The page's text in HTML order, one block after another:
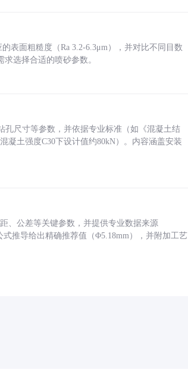
表面粗糙度（Ra 3.2-6.3μm），并对比不同目数
选择合适的喷砂参数。
孔尺寸等参数，并依据专业标准（如《混凝土结
凝土强度C30下设计值约80kN）。内容涵盖安装
、公差等关键参数，并提供专业数据来源
式推导给出精确推荐值（Φ5.18mm），并附加工艺